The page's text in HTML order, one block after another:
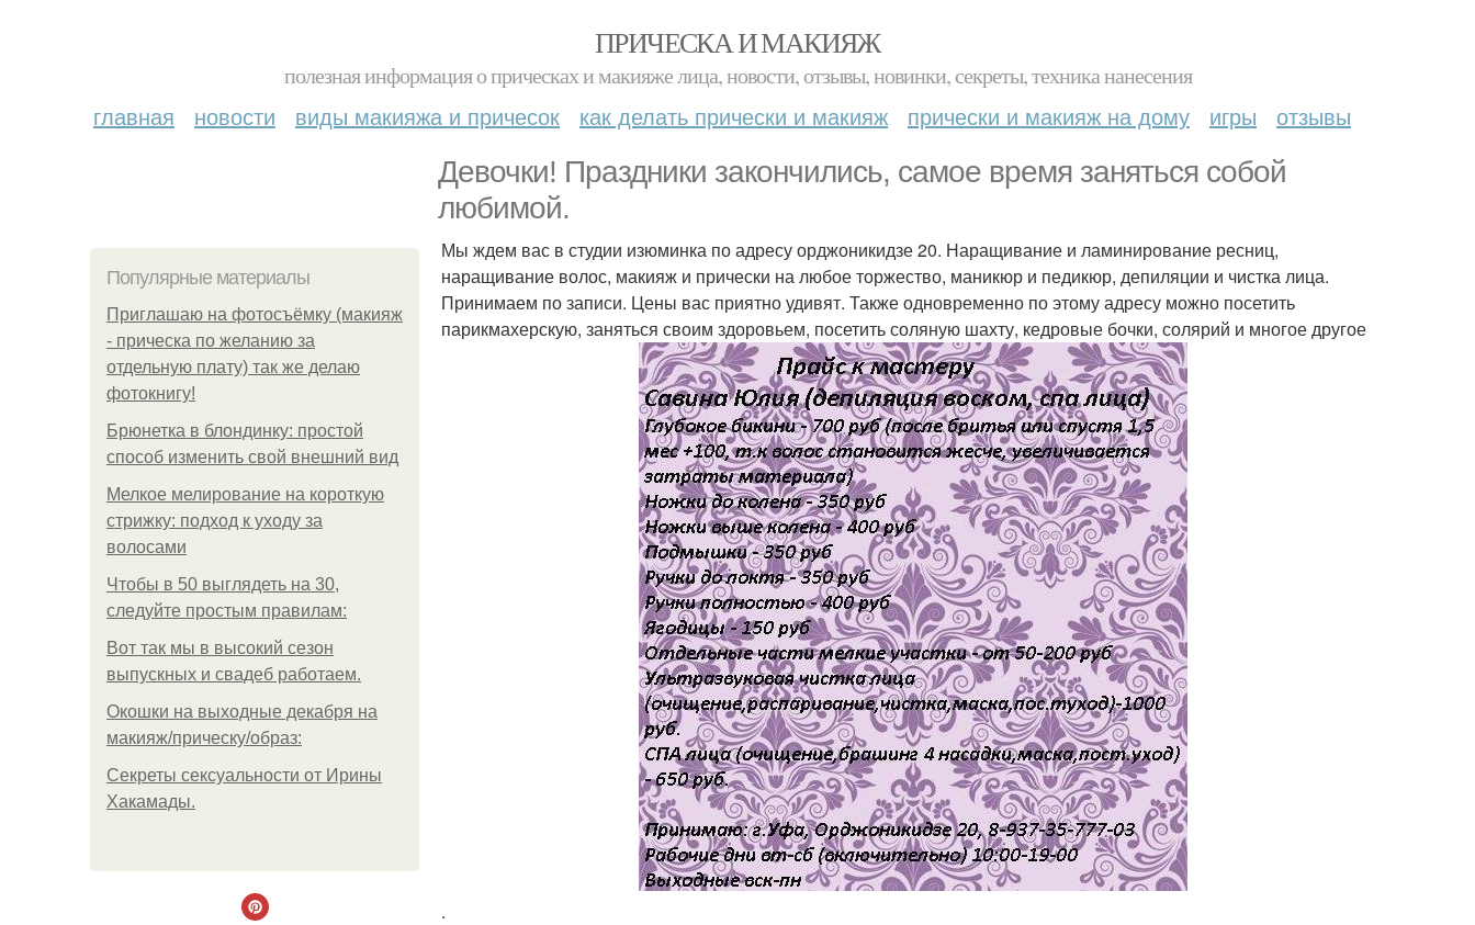
ПРИЧЕСКА И МАКИЯЖ
полезная информация о прическах и макияже лица, новости, отзывы, новинки, секреты, техника нанесения
главная новости виды макияжа и причесок как делать прически и макияж прически и макияж на дому игры отзывы
Девочки! Праздники закончились, самое время заняться собой
любимой.
Популярные материалы
Приглашаю на фотосъёмку (макияж
- прическа по желанию за
отдельную плату) так же делаю
фотокнигу!
Брюнетка в блондинку: простой
способ изменить свой внешний вид
Мелкое мелирование на короткую
стрижку: подход к уходу за
волосами
Чтобы в 50 выглядеть на 30,
следуйте простым правилам:
Вот так мы в высокий сезон
выпускных и свадеб работаем.
Окошки на выходные декабря на
макияж/прическу/образ:
Секреты сексуальности от Ирины
Хакамады.
Мы ждем вас в студии изюминка по адресу орджоникидзе 20. Наращивание и ламинирование ресниц,
наращивание волос, макияж и прически на любое торжество, маникюр и педикюр, депиляции и чистка лица.
Принимаем по записи. Цены вас приятно удивят. Также одновременно по этому адресу можно посетить
парикмахерскую, заняться своим здоровьем, посетить соляную шахту, кедровые бочки, солярий и многое другое
.